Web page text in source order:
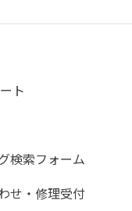
ト
検索フォーム
せ・修理受付